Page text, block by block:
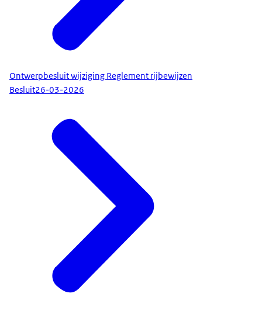
Ontwerpbesluit wijziging Reglement rijbewijzen
Besluit26-03-2026